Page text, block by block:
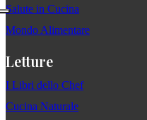
Salute in Cucina
Mondo Alimentare
Letture
I Libri dello Chef
Cucina Naturale